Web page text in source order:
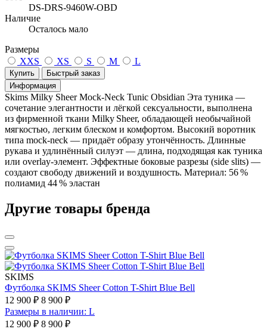
DS-DRS-9460W-OBD
Наличие
Осталось мало
Размеры
XXS
XS S M L
Купить
Быстрый заказ
Информация
Skims Milky Sheer Mock‑Neck Tunic Obsidian Эта туника —
сочетание элегантности и лёгкой сексуальности, выполнена
из фирменной ткани Milky Sheer, обладающей необычайной
мягкостью, легким блеском и комфортом. Высокий воротник
типа mock-neck — придаёт образу утончённость. Длинные
рукава и удлинённый силуэт — длина, подходящая как туника
или overlay-элемент. Эффектные боковые разрезы (side slits) —
создают свободу движений и воздушность. Материал: 56 %
полиамид 44 % эластан
Другие товары бренда
SKIMS
Футболка SKIMS Sheer Cotton T-Shirt Blue Bell
12 900 ₽ 8 900 ₽
Размеры в наличии: L
12 900 ₽ 8 900 ₽